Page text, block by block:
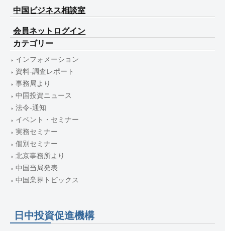
中国ビジネス相談室
会員ネットログイン
カテゴリー
インフォメーション
資料-調査レポート
事務局より
中国投資ニュース
法令-通知
イベント・セミナー
実務セミナー
個別セミナー
北京事務所より
中国当局発表
中国業界トピックス
日中投資促進機構